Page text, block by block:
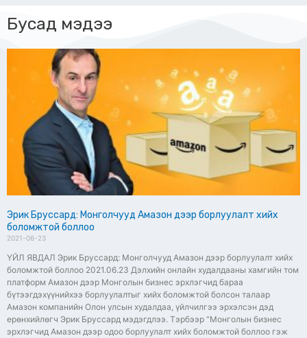
Бусад мэдээ
Эрик Бруссард: Монголчууд Амазон дээр борлуулалт хийх
боломжтой боллоо
2021-06-23
ҮЙЛ ЯВДАЛ Эрик Бруссард: Монголчууд Амазон дээр борлуулалт хийх
боломжтой боллоо 2021.06.23 Дэлхийн онлайн худалдааны хамгийн том
платформ Амазон дээр Монголын бизнес эрхлэгчид бараа
бүтээгдэхүүнийхээ борлуулалтыг хийх боломжтой болсон талаар
Амазон компанийн Олон улсын худалдаа, үйлчилгээ эрхэлсэн дэд
ерөнхийлөгч Эрик Бруссард мэдэгдлээ. Тэрбээр “Монголын бизнес
эрхлэгчид Амазон дээр одоо борлуулалт хийх боломжтой боллоо гэж